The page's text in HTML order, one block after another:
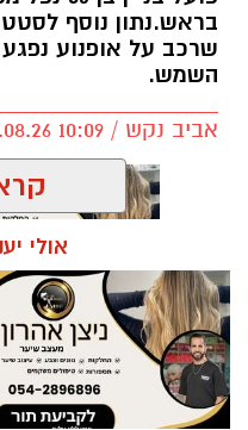
שרכב על אופנוע
השמש.
אביב נקש / 10:09 06.08.26
תגים:תאונות רמת גן
אולי